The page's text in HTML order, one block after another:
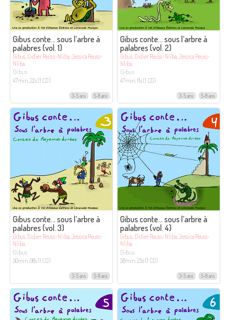
Gibus conte… sous l’arbre à
palabres (vol. 1)
Gibus, Didier Reuss-Nliba, Jessica Reuss-
Nliba
Gibus
47min. 22s (1 CD)
3-5 ans 5-8 ans
Gibus conte… sous l’arbre à
palabres (vol. 2)
Gibus, Didier Reuss-Nliba, Jessica Reuss-
Nliba
Gibus
47min. 11s (1 CD)
3-5 ans 5-8 ans
Gibus conte… sous l’arbre à
palabres (vol. 3)
Gibus, Didier Reuss-Nliba, Jessica Reuss-
Nliba
Gibus
50min. 08s (1 CD)
3-5 ans 5-8 ans
Gibus conte… sous l’arbre à
palabres (vol. 4)
Gibus, Didier Reuss-Nliba, Jessica Reuss-
Nliba
Gibus
58min. 25s (1 CD)
3-5 ans 5-8 ans